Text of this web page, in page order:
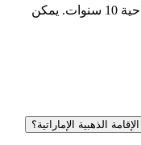
تُختم التأشيرة في جواز سفرك بصلاحية 10 سنوات. يمكن
الذهبية الإماراتية؟